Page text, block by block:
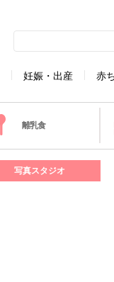
妊娠・出産 赤
離乳食
写真スタジオ